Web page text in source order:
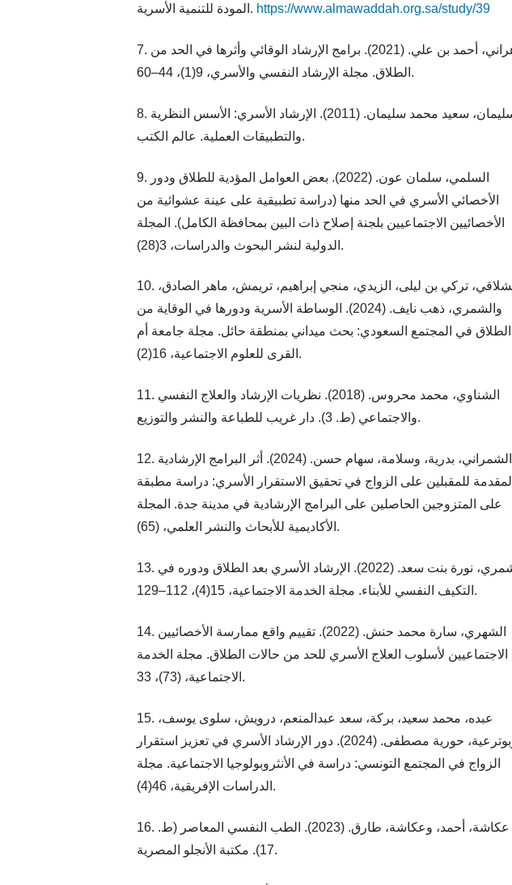
المودة للتنمية الأسرية. https://www.almawaddah.org.sa/study/39
7. الزهراني، أحمد بن علي. (2021). برامج الإرشاد الوقائي وأثرها في الحد من
الطلاق. مجلة الإرشاد النفسي والأسري، 9(1)، 44–60.
8. سليمان، سعيد محمد سليمان. (2011). الإرشاد الأسري: الأسس النظرية
والتطبيقات العملية. عالم الكتب.
9. السلمي، سلمان عون. (2022). بعض العوامل المؤدية للطلاق ودور
الأخصائي الأسري في الحد منها (دراسة تطبيقية على عينة عشوائية من
الأخصائيين الاجتماعيين بلجنة إصلاح ذات البين بمحافظة الكامل). المجلة
الدولية لنشر البحوث والدراسات، 3(28).
10. الشلاقي، تركي بن ليلى، الزيدي، منجي إبراهيم، تريمش، ماهر الصادق،
والشمري، ذهب نايف. (2024). الوساطة الأسرية ودورها في الوقاية من
الطلاق في المجتمع السعودي: بحث ميداني بمنطقة حائل. مجلة جامعة أم
القرى للعلوم الاجتماعية، 16(2).
11. الشناوي، محمد محروس. (2018). نظريات الإرشاد والعلاج النفسي
والاجتماعي (ط. 3). دار غريب للطباعة والنشر والتوزيع.
12. الشمراني، بدرية، وسلامة، سهام حسن. (2024). أثر البرامج الإرشادية
المقدمة للمقبلين على الزواج في تحقيق الاستقرار الأسري: دراسة مطبقة
على المتزوجين الحاصلين على البرامج الإرشادية في مدينة جدة. المجلة
الأكاديمية للأبحاث والنشر العلمي، (65).
13. الشمري، نورة بنت سعد. (2022). الإرشاد الأسري بعد الطلاق ودوره في
التكيف النفسي للأبناء. مجلة الخدمة الاجتماعية، 15(4)، 112–129.
14. الشهري، سارة محمد حنش. (2022). تقييم واقع ممارسة الأخصائيين
الاجتماعيين لأسلوب العلاج الأسري للحد من حالات الطلاق. مجلة الخدمة
الاجتماعية، (73)، 33.
15. عبده، محمد سعيد، بركة، سعد عبدالمنعم، درويش، سلوى يوسف،
وبوترعية، حورية مصطفى. (2024). دور الإرشاد الأسري في تعزيز استقرار
الزواج في المجتمع التونسي: دراسة في الأنثروبولوجيا الاجتماعية. مجلة
الدراسات الإفريقية، 46(4).
16. عكاشة، أحمد، وعكاشة، طارق. (2023). الطب النفسي المعاصر (ط.
17). مكتبة الأنجلو المصرية.